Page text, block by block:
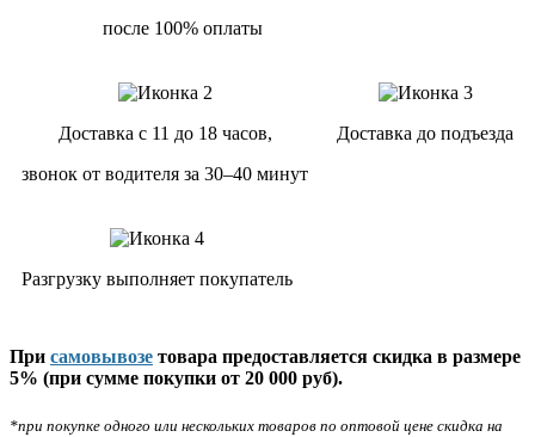
после 100% оплаты
Доставка с 11 до 18 часов,
звонок от водителя за 30–40 минут
Доставка до подъезда
Разгрузку выполняет покупатель
При самовывозе товара предоставляется скидка в размере
5% (при сумме покупки от 20 000 руб).
*при покупке одного или нескольких товаров по оптовой цене скидка на